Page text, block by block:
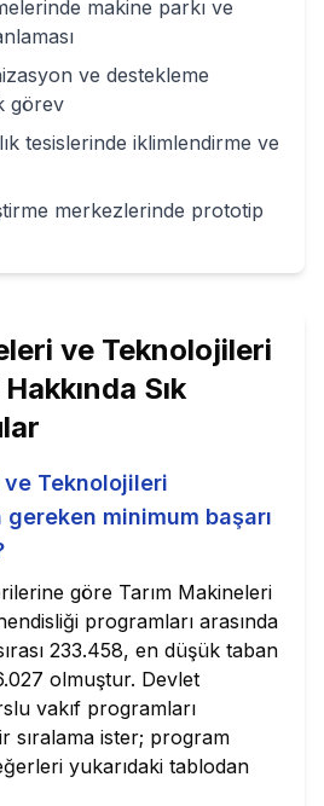
makine parkı ve
ve destekleme
görev
tesislerinde iklimlendirme ve
merkezlerinde prototip
ve Teknolojileri
Hakkında Sık
ve Teknolojileri
minimum başarı
göre Tarım Makineleri
programları arasında
233.458, en düşük taban
olmuştur. Devlet
vakıf programları
sıralama ister; program
yukarıdaki tablodan